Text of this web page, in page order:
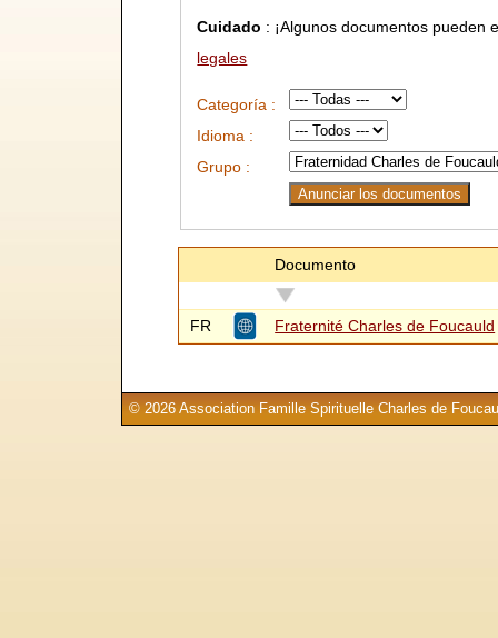
Cuidado : ¡Algunos documentos
legales
Categoría :
Idioma :
Grupo :
Documento
FR Fraternité Charles de Foucauld
© 2026 Association Famille Spirituelle Charles de